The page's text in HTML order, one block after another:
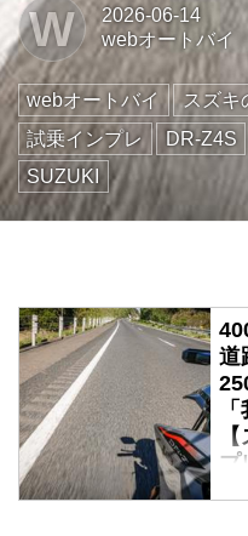
W
2026-06-14
webオートバイ
webオートバイ スズキ
試乗インプレ
DR-Z4S
SUZUKI
道
プ